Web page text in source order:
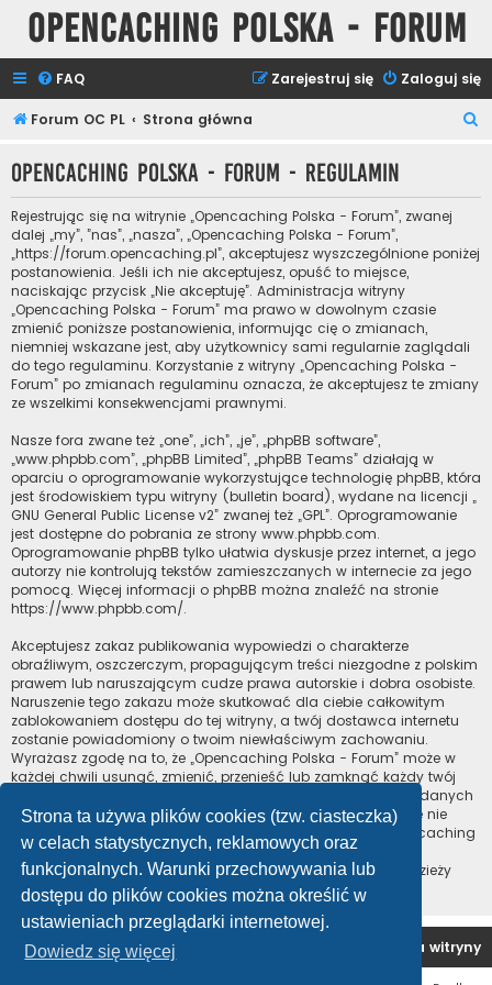
Strona ta używa plików cookies (tzw. ciasteczka)
w celach statystycznych, reklamowych oraz
funkcjonalnych. Warunki przechowywania lub
dostępu do plików cookies można określić w
ustawieniach przeglądarki internetowej.
Dowiedz się więcej
Opencaching Polska - Forum
FAQ Zaloguj się
Zarejestruj się
Forum OC PL Strona główna
k
Opencaching Polska - Forum - Regulamin
Rejestrując się na witrynie „Opencaching Polska - Forum”, zwanej
dalej „my”, ”nas”, „nasza”, „Opencaching Polska - Forum”,
„https://forum.opencaching.pl”, akceptujesz wyszczególnione poniżej
postanowienia. Jeśli ich nie akceptujesz, opuść to miejsce,
naciskając przycisk „Nie akceptuję”. Administracja witryny
„Opencaching Polska - Forum” ma prawo w dowolnym czasie
zmienić poniższe postanowienia, informując cię o zmianach,
niemniej wskazane jest, aby użytkownicy sami regularnie zaglądali
do tego regulaminu. Korzystanie z witryny „Opencaching Polska -
Forum” po zmianach regulaminu oznacza, że akceptujesz te zmiany
ze wszelkimi konsekwencjami prawnymi.
Nasze fora zwane też „one”, „ich”, „je”, „phpBB software”,
„www.phpbb.com”, „phpBB Limited”, „phpBB Teams” działają w
oparciu o oprogramowanie wykorzystujące technologię phpBB, która
jest środowiskiem typu witryny (bulletin board), wydane na licencji „
GNU General Public License v2” zwanej też „GPL”. Oprogramowanie
jest dostępne do pobrania ze strony www.phpbb.com.
Oprogramowanie phpBB tylko ułatwia dyskusje przez internet, a jego
autorzy nie kontrolują tekstów zamieszczanych w internecie za jego
pomocą. Więcej informacji o phpBB można znaleźć na stronie
https://www.phpbb.com/.
Akceptujesz zakaz publikowania wypowiedzi o charakterze
obraźliwym, oszczerczym, propagującym treści niezgodne z polskim
prawem lub naruszającym cudze prawa autorskie i dobra osobiste.
Naruszenie tego zakazu może skutkować dla ciebie całkowitym
zablokowaniem dostępu do tej witryny, a twój dostawca internetu
zostanie powiadomiony o twoim niewłaściwym zachowaniu.
Wyrażasz zgodę na to, że „Opencaching Polska - Forum” może w
każdej chwili usunąć, zmienić, przenieść lub zamknąć każdy twój
temat, post. Wyrażasz zgodę na zapisywanie wszystkich podanych
przez ciebie informacji w naszej bazie danych. Informacje te nie
będą przekazywane nikomu bez twojej zgody, ale ani „Opencaching
Polska - Forum”, ani phpBB nie ponosi odpowiedzialności za
włamania do witryny, podczas których może dojść do kradzieży
danych.
Forum OC PL Strona główna Usuń ciasteczka witryny